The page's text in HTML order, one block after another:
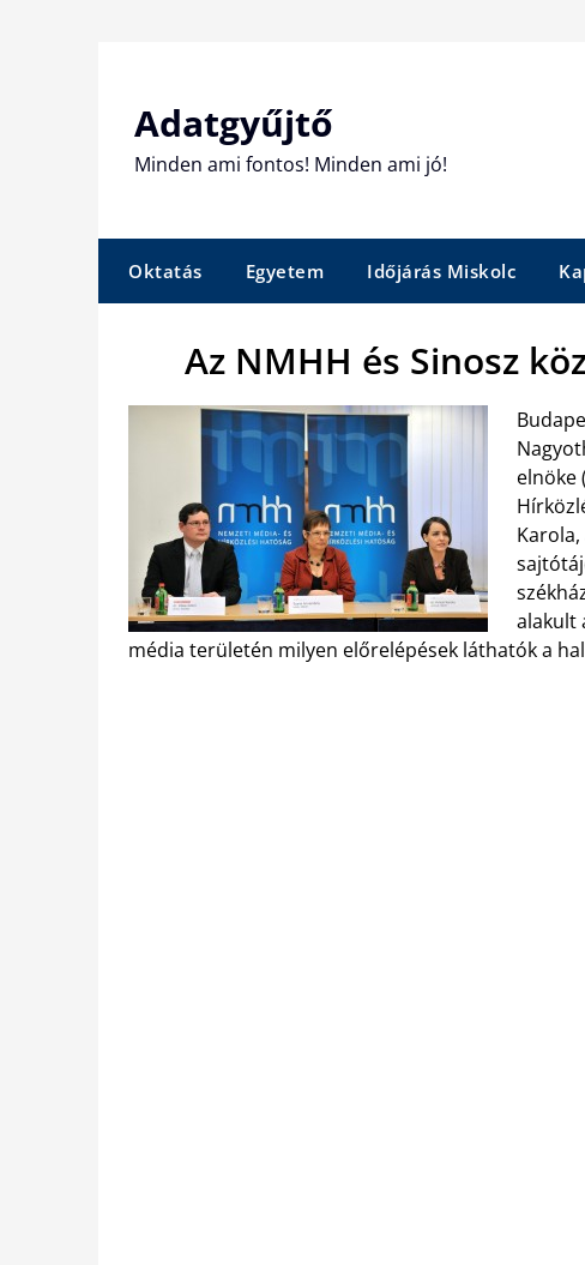
Adatgyűjtő
Minden ami fontos! Minden ami jó!
Oktatás Egyetem Időjárás Miskolc
Az NMHH és Sinosz
elnöke
alakult
média területén milyen előrelépések láthatók a